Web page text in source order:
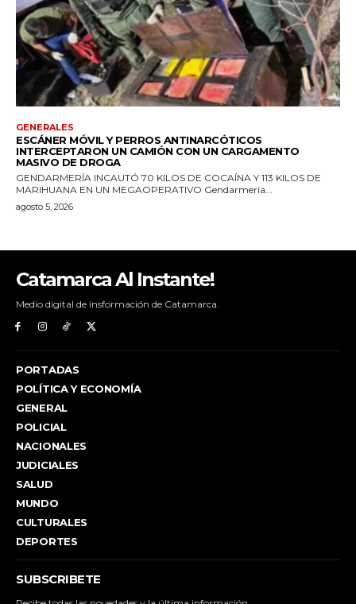
Catamarca Al Instante!
Medio digital de insformación de Catamarca.
PORTADAS
POLÍTICA Y ECONOMÍA
GENERAL
POLICIAL
NACIONALES
JUDICIALES
SALUD
MUNDO
CULTURALES
DEPORTES
SUBSCRIBETE